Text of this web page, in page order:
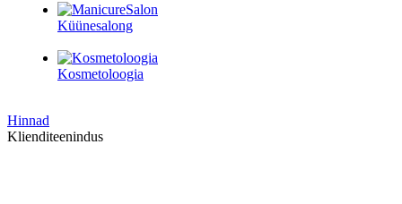
Küünesalong
Kosmetoloogia
Hinnad
Klienditeenindus